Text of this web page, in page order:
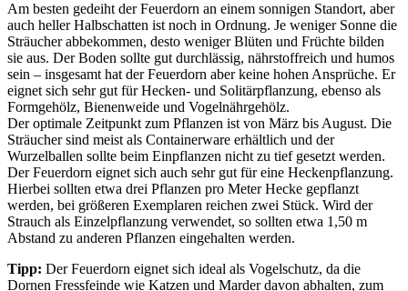
Am besten gedeiht der Feuerdorn an einem sonnigen Standort, aber
auch heller Halbschatten ist noch in Ordnung. Je weniger Sonne die
Sträucher abbekommen, desto weniger Blüten und Früchte bilden
sie aus. Der Boden sollte gut durchlässig, nährstoffreich und humos
sein – insgesamt hat der Feuerdorn aber keine hohen Ansprüche. Er
eignet sich sehr gut für Hecken- und Solitärpflanzung, ebenso als
Formgehölz, Bienenweide und Vogelnährgehölz.
Der optimale Zeitpunkt zum Pflanzen ist von März bis August. Die
Sträucher sind meist als Containerware erhältlich und der
Wurzelballen sollte beim Einpflanzen nicht zu tief gesetzt werden.
Der Feuerdorn eignet sich auch sehr gut für eine Heckenpflanzung.
Hierbei sollten etwa drei Pflanzen pro Meter Hecke gepflanzt
werden, bei größeren Exemplaren reichen zwei Stück. Wird der
Strauch als Einzelpflanzung verwendet, so sollten etwa 1,50 m
Abstand zu anderen Pflanzen eingehalten werden.
Tipp: Der Feuerdorn eignet sich ideal als Vogelschutz, da die
Dornen Fressfeinde wie Katzen und Marder davon abhalten, zum